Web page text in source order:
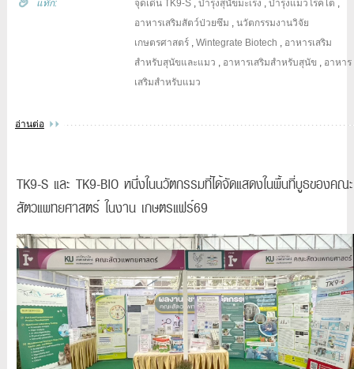
แท๊ก: จุดเด่น TK9-S ,บำรุงสุนัขมะเร็ง ,บำรุงแมวโรคไต ,
อาหารเสริมสัตว์ป่วยซึม ,นวัตกรรมงานวิจัย
เกษตรศาสตร์ ,Wintegrate Biotech , อาหารเสริม
สำหรับสุนัขและแมว , อาหารเสริมสำหรับสุนัข , อาหาร
เสริมสำหรับแมว
อ่านต่อ
TK9-S และ TK9-BIO หนึ่งในนวัตกรรมที่ได้จัดแสดงในพื้นที่บูธของคณะ
สัตวแพทยศาสตร์ ในงาน เกษตรแฟร์69